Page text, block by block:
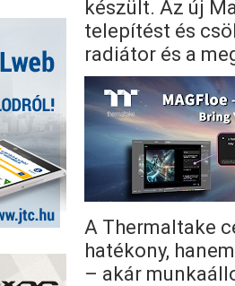
készült. Az új
telepítést és
radiátor és a
A Thermaltake
hatékony,
– akár